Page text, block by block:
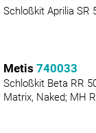
Schloßkit Aprilia SR
Metis 740033
Schloßkit Beta RR
Matrix, Naked; MH